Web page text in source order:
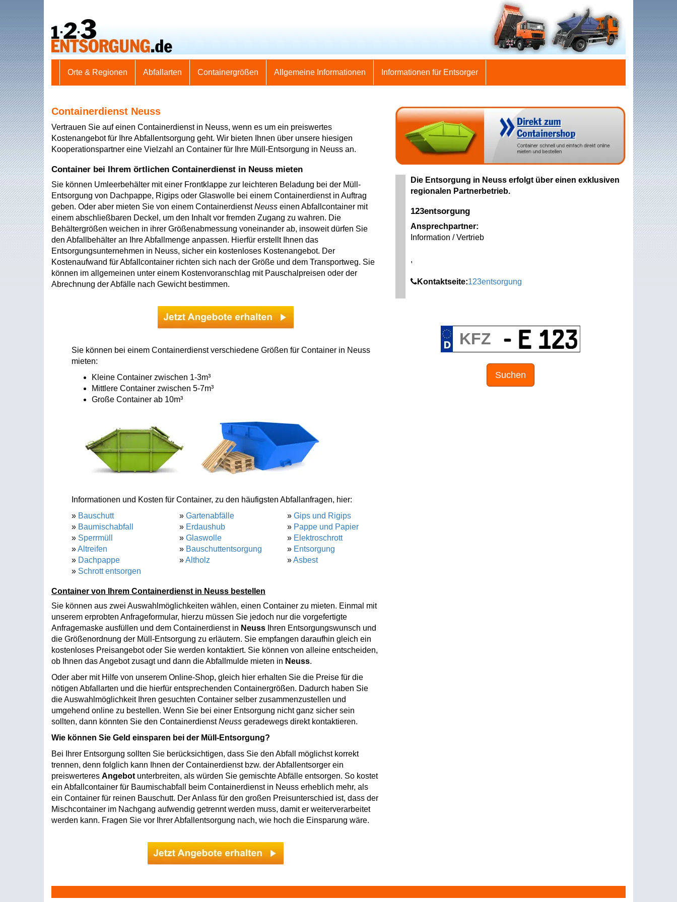
Orte & Regionen Abfallarten Containergrößen Allgemeine Informationen Informationen für Entsorger
Containerdienst Neuss
Vertrauen Sie auf einen Containerdienst in Neuss, wenn es um ein preiswertes
Kostenangebot für Ihre Abfallentsorgung geht. Wir bieten Ihnen über unsere hiesigen
Kooperationspartner eine Vielzahl an Container für Ihre Müll-Entsorgung in Neuss an.
Container bei Ihrem örtlichen Containerdienst in Neuss mieten
Sie können Umleerbehälter mit einer Frontklappe zur leichteren Beladung bei der Müll-
Entsorgung von Dachpappe, Rigips oder Glaswolle bei einem Containerdienst in Auftrag
geben. Oder aber mieten Sie von einem ContainerdienstNeuss einen Abfallcontainer mit
einem abschließbaren Deckel, um den Inhalt vor fremden Zugang zu wahren. Die
Behältergrößen weichen in ihrer Größenabmessung voneinander ab, insoweit dürfen Sie
den Abfallbehälter an Ihre Abfallmenge anpassen. Hierfür erstellt Ihnen das
Entsorgungsunternehmen in Neuss, sicher ein kostenloses Kostenangebot. Der
Kostenaufwand für Abfallcontainer richten sich nach der Größe und dem Transportweg. Sie
können im allgemeinen unter einem Kostenvoranschlag mit Pauschalpreisen oder der
Abrechnung der Abfälle nach Gewicht bestimmen.
Sie können bei einem Containerdienst verschiedene Größen für Container in Neuss
mieten:
Kleine Container zwischen 1-3m³
Mittlere Container zwischen 5-7m³
Große Container ab 10m³
Informationen und Kosten für Container, zu den häufigsten Abfallanfragen, hier:
» Bauschutt
» Baumischabfall
» Sperrmüll
»Altreifen
» Dachpappe
» Schrott entsorgen
»Gartenabfälle
» Erdaushub
»Glaswolle
» Bauschuttentsorgung
»Altholz
»Gips und Rigips
» Pappe und Papier
» Elektroschrott
» Entsorgung
»Asbest
Container von Ihrem Containerdienst in Neuss bestellen
Sie können aus zwei Auswahlmöglichkeiten wählen, einen Container zu mieten. Einmal mit
unserem erprobten Anfrageformular, hierzu müssen Sie jedoch nur die vorgefertigte
Anfragemaske ausfüllen und dem Containerdienst in Neuss Ihren Entsorgungswunsch und
die Größenordnung der Müll-Entsorgung zu erläutern. Sie empfangen daraufhin gleich ein
kostenloses Preisangebot oder Sie werden kontaktiert. Sie können von alleine entscheiden,
ob Ihnen das Angebot zusagt und dann die Abfallmulde mieten in Neuss.
Oder aber mit Hilfe von unserem Online-Shop, gleich hier erhalten Sie die Preise für die
nötigen Abfallarten und die hierfür entsprechenden Containergrößen. Dadurch haben Sie
die Auswahlmöglichkeit Ihren gesuchten Container selber zusammenzustellen und
umgehend online zu bestellen. Wenn Sie bei einer Entsorgung nicht ganz sicher sein
sollten, dann könnten Sie den ContainerdienstNeuss geradewegs direkt kontaktieren.
Wie können Sie Geld einsparen bei der Müll-Entsorgung?
Bei Ihrer Entsorgung sollten Sie berücksichtigen, dass Sie den Abfall möglichst korrekt
trennen, denn folglich kann Ihnen der Containerdienst bzw. der Abfallentsorger ein
preiswerteres Angebot unterbreiten, als würden Sie gemischte Abfälle entsorgen. So kostet
ein Abfallcontainer für Baumischabfall beim Containerdienst in Neuss erheblich mehr, als
ein Container für reinen Bauschutt. Der Anlass für den großen Preisunterschied ist, dass der
Mischcontainer im Nachgang aufwendig getrennt werden muss, damit er weiterverarbeitet
werden kann. Fragen Sie vor Ihrer Abfallentsorgung nach, wie hoch die Einsparung wäre.
Die Entsorgung in Neuss erfolgt über einen exklusiven
regionalen Partnerbetrieb.
123entsorgung
Ansprechpartner:
Information / Vertrieb
,
Kontaktseite:123entsorgung
Suchen